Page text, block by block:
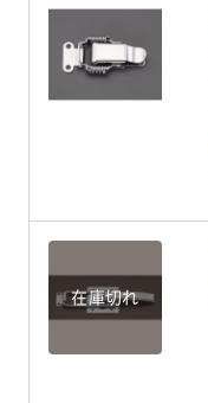
在庫切れ